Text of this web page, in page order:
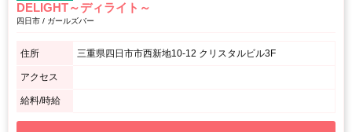
DELIGHT～ディライト～
四日市 / ガールズバー
住所 三重県四日市市西新地10-12 クリスタルビル3F
アクセス
給料/時給